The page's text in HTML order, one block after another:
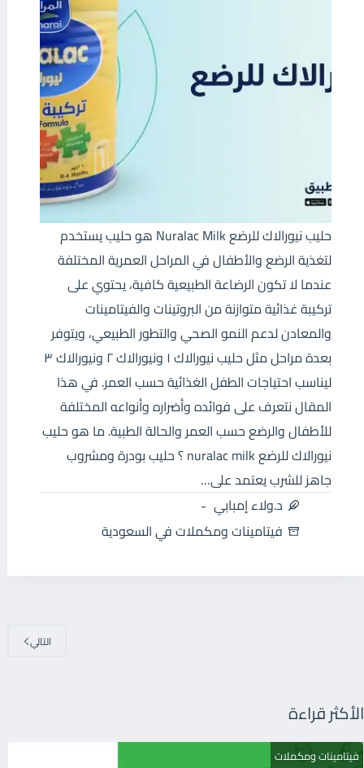
حليب نيورالاك للرضع Nuralac Milk هو حليب يستخدم
لتغذية الرضع والأطفال في المراحل العمرية المختلفة
عندما لا تكون الرضاعة الطبيعية كافية، يحتوي على
تركيبة غذائية متوازنة من البروتينات والفيتامينات
والمعادن لدعم النمو الصحي والتطور الطبيعي، ويتوفر
بعدة مراحل مثل حليب نيورالاك ١ ونيورالاك ٢ ونيورالاك ٣
ليناسب احتياجات الطفل الغذائية حسب العمر. في هذا
المقال نتعرف على فوائده وأضراره وأنواعه المختلفة
للأطفال والرضع حسب العمر والحالة الطبية. ما هو حليب
نيورالاك للرضع nuralac milk ؟ حليب بودرة ومشروب
جاهز للشرب يعتمد على…
د.ولاء إمبابي
فيتامينات ومكملات في السعودية
التالي
الأكثر قراءة
فيتامينات ومكملات